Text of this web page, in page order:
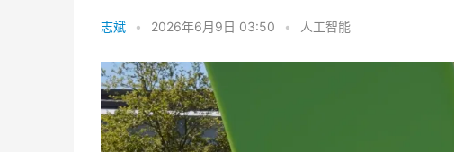
志斌 • 2026年6月9日 03:50 • 人工智能